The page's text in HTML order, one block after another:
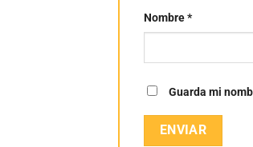
Nombre*
Guarda mi